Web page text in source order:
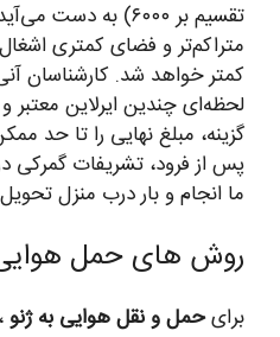
تقسیم بر ۶۰۰۰) به
متراکم‌تر و فضای کمتری اشغال
کمتر خواهد شد. کارشناسان
لحظه‌ای چندین ایرلاین معتبر
گزینه، مبلغ نهایی را تا حد
پس از فرود، تشریفات گمرکی
ما انجام و بار درب منزل
روش های حمل
برایحمل و نقل هوایی به ژنو، 2 نوع روش وجود دارد :